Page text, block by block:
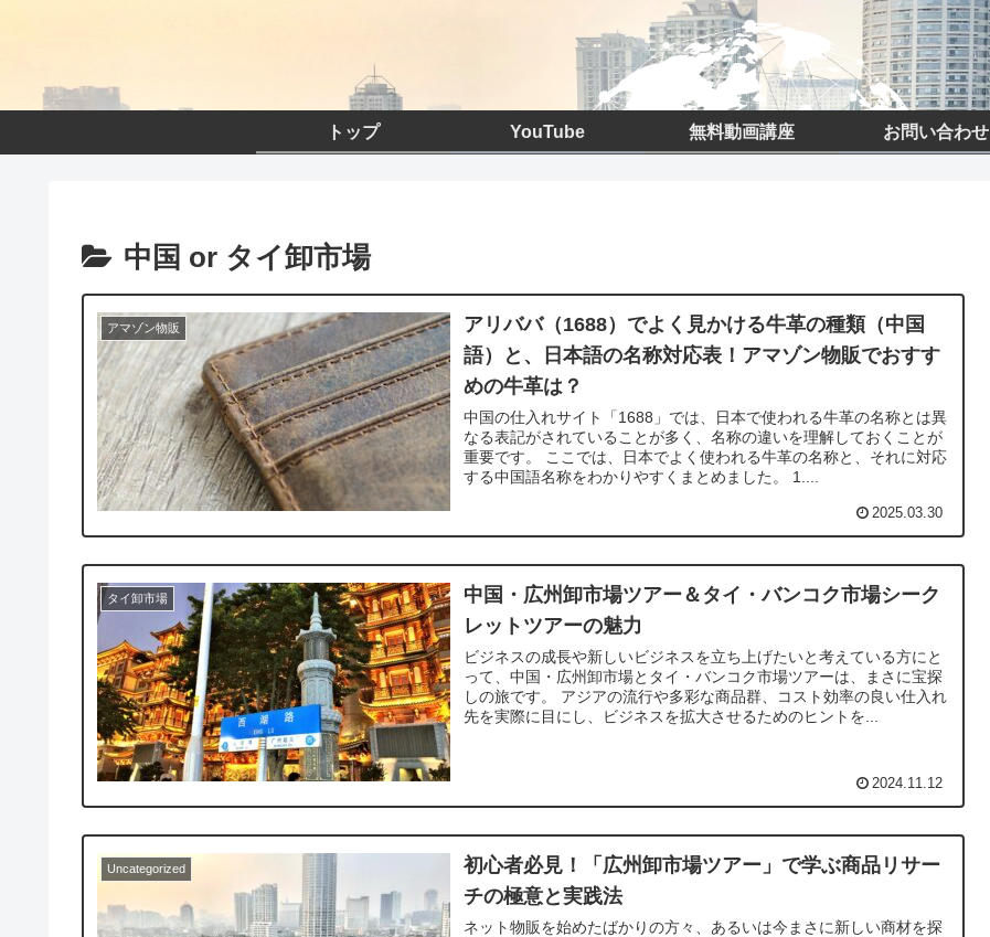
トップ YouTube 無料動画講座 お問い合わせ
中国 or タイ卸市場
アマゾン物販
アリババ（1688）でよく見かける牛革の種類（中国
語）と、日本語の名称対応表！アマゾン物販でおすす
めの牛革は？
中国の仕入れサイト「1688」では、日本で使われる牛革の名称とは異
なる表記がされていることが多く、名称の違いを理解しておくことが
重要です。 ここでは、日本でよく使われる牛革の名称と、それに対応
する中国語名称をわかりやすくまとめました。 1....
2025.03.30
タイ卸市場
中国・広州卸市場ツアー＆タイ・バンコク市場シーク
レットツアーの魅力
ビジネスの成長や新しいビジネスを立ち上げたいと考えている方にと
って、中国・広州卸市場とタイ・バンコク市場ツアーは、まさに宝探
しの旅です。 アジアの流行や多彩な商品群、コスト効率の良い仕入れ
先を実際に目にし、ビジネスを拡大させるためのヒントを...
2024.11.12
Uncategorized
初心者必見！「広州卸市場ツアー」で学ぶ商品リサー
チの極意と実践法
ネット物販を始めたばかりの方々、あるいは今まさに新しい商材を探